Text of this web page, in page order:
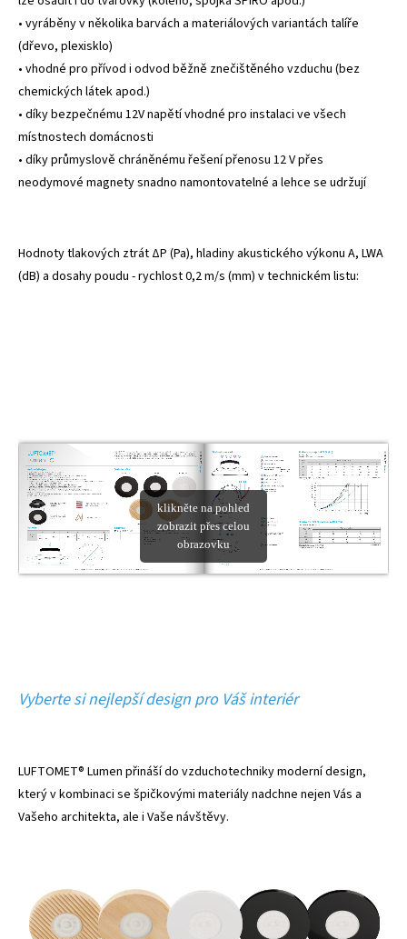
• vyráběny v několika barvách a materiálových variantách talíře
(dřevo, plexisklo)
• vhodné pro přívod i odvod běžně znečištěného vzduchu (bez
chemických látek apod.)
• díky bezpečnému 12V napětí vhodné pro instalaci ve všech
místnostech domácnosti
• díky průmyslově chráněnému řešení přenosu 12 V přes
neodymové magnety snadno namontovatelné a lehce se udržují
Hodnoty tlakových ztrát ΔP (Pa), hladiny akustického výkonu A, LWA
(dB) a dosahy poudu - rychlost 0,2 m/s (mm) v technickém listu:
Vyberte si nejlepší design pro Váš interiér
LUFTOMET® Lumen přináší do vzduchotechniky moderní design,
který v kombinaci se špičkovými materiály nadchne nejen Vás a
Vašeho architekta, ale i Vaše návštěvy.